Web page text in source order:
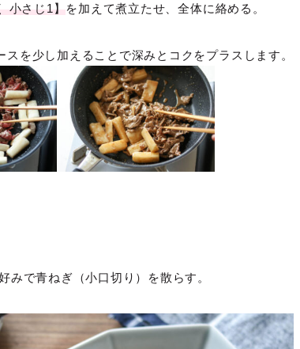
小さじ1】 を加えて煮立たせ、全体に絡める。
スを少し加えることで深みとコクをプラスします。
みで青ねぎ（小口切り）を散らす。